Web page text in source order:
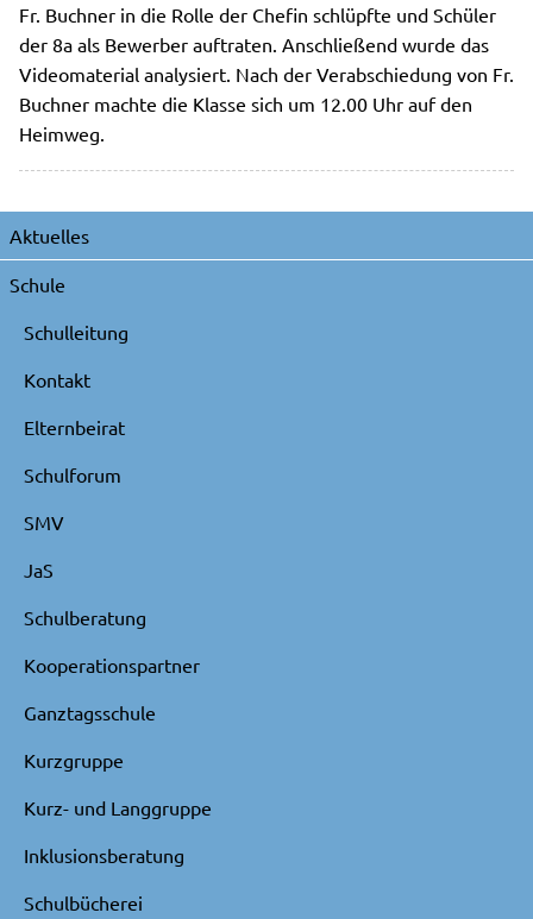
Fr. Buchner in die Rolle der Chefin schlüpfte und Schüler
der 8a als Bewerber auftraten. Anschließend wurde das
Videomaterial analysiert. Nach der Verabschiedung von Fr.
Buchner machte die Klasse sich um 12.00 Uhr auf den
Heimweg.
Navigation
überspringen
Aktuelles
Schule
Schulleitung
Kontakt
Elternbeirat
Schulforum
SMV
JaS
Schulberatung
Kooperationspartner
Ganztagsschule
Kurzgruppe
Kurz- und Langgruppe
Inklusionsberatung
Schulbücherei